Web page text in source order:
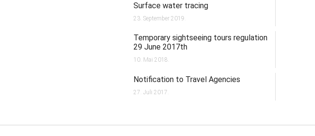
Surface water tracing
23. September 2019.
Temporary sightseeing tours regulation
29 June 2017th
10. Mai 2018.
Notification to Travel Agencies
27. Juli 2017.